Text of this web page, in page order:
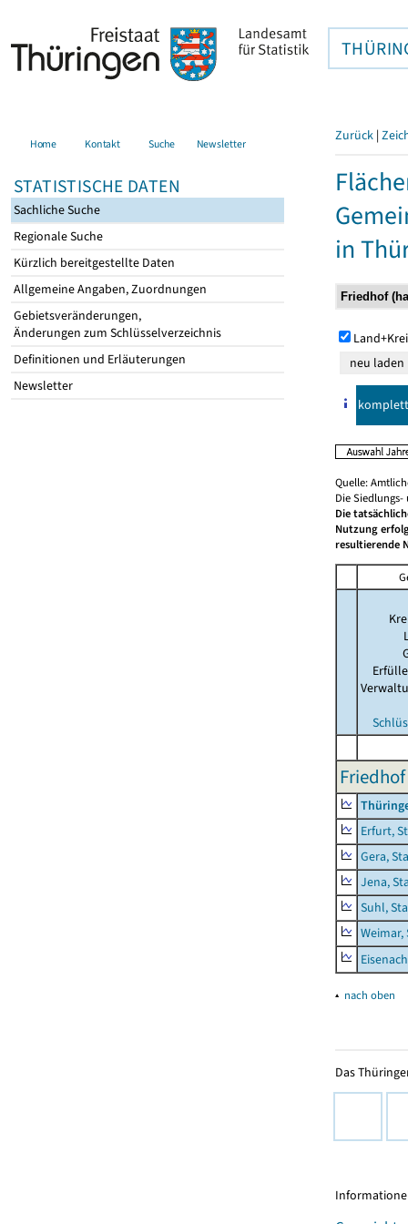
Home Kontakt Suche Newsletter
STATISTISCHE DATEN
Sachliche Suche
Regionale Suche
Kürzlich bereitgestellte Daten
Allgemeine Angaben, Zuordnungen
Gebietsveränderungen,
Änderungen zum Schlüsselverzeichnis
Definitionen und Erläuterungen
Newsletter
Zurück |
in
komplett
Quelle:
Die
Die
Nutzung
resultierende
Erfurt,
Gera,
Jena,
Suhl,
Weimar,
▴ nach oben
Das